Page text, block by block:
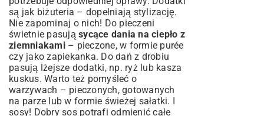
są jak biżuteria – dopełniają stylizację.
Nie zapominaj o nich! Do pieczeni
świetnie pasują sycące dania na ciepło z
ziemniakami– pieczone, w formie purée
czy jako zapiekanka. Do dań z drobiu
pasują lżejsze dodatki, np. ryż lub kasza
kuskus. Warto też pomyśleć o
warzywach – pieczonych, gotowanych
na parze lub w formie świeżej sałatki. I
sosy! Dobry sos potrafi odmienić całe